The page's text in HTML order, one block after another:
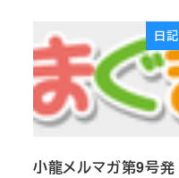
日記
小龍メルマガ第9号発